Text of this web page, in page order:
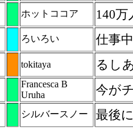
ホットココア 140
ろいろい 仕事
tokitaya るし
Francesca B
Uruha
今が
シルバースノー 最後